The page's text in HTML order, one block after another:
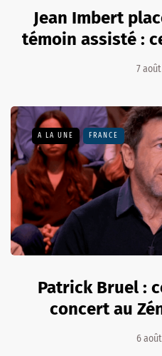
Jean Imbert
témoin assisté :
7
A LA UNE FRANCE
Patrick Bruel :
concert au
6